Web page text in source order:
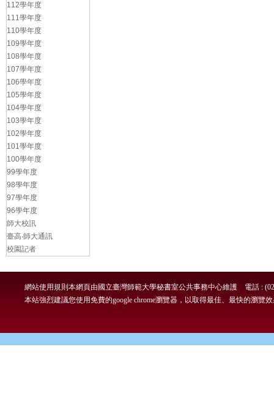
112學年度
111學年度
110學年度
109學年度
108學年度
107學年度
106學年度
105學年度
104學年度
103學年度
102學年度
101學年度
100學年度
99學年度
98學年度
97學年度
96學年度
師大校訊
臺高‧師大通訊
校園記者
本網頁由國立臺灣師範大學秘書室公共事務中心維護 電話 :
網站使用規則
本站強烈建議您使用免費的google chrome瀏覽器，以取得最佳、最快的瀏覽